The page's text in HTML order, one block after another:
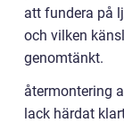
att fundera på
och vilken
genomtänkt.
återmontering
lack härdat